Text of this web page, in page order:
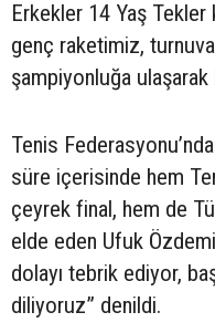
Erkekler 14 Yaş
genç raketimiz,
şampiyonluğa ulaşarak
Tenis
süre içerisinde hem
çeyrek final, hem de
elde eden Ufuk
dolayı tebrik ediyor,
diliyoruz” denildi.